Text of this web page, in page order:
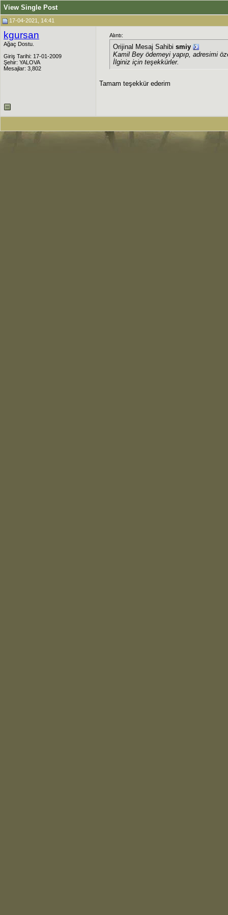
View Single Post
17-04-2021, 14:41
kgursan
Ağaç Dostu.
Giriş Tarihi: 17-01-2009
Şehir: YALOVA
Mesajlar: 3,802
Alıntı:
Orijinal Mesaj Sahibi smiy
Kamil Bey ödemeyi yapıp, adresimi
İlginiz için teşekkürler.
Tamam teşekkür ederim